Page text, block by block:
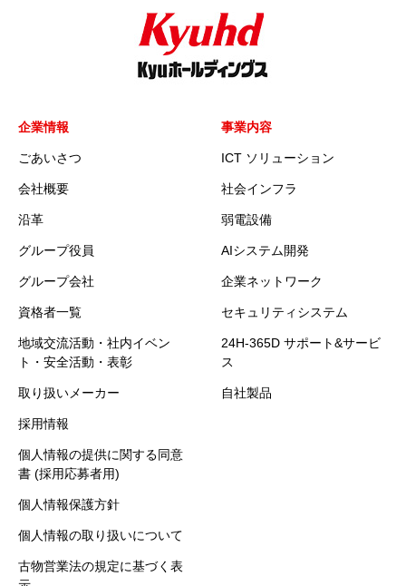
企業情報
ごあいさつ
会社概要
沿革
グループ役員
グループ会社
資格者一覧
地域交流活動・社内イベン
ト・安全活動・表彰
取り扱いメーカー
採用情報
個人情報の提供に関する同意
書 (採用応募者用)
個人情報保護方針
個人情報の取り扱いについて
古物営業法の規定に基づく表
事業内容
ICT ソリューション
社会インフラ
弱電設備
AIシステム開発
企業ネットワーク
セキュリティシステム
24H-365D サポート&サービ
ス
自社製品